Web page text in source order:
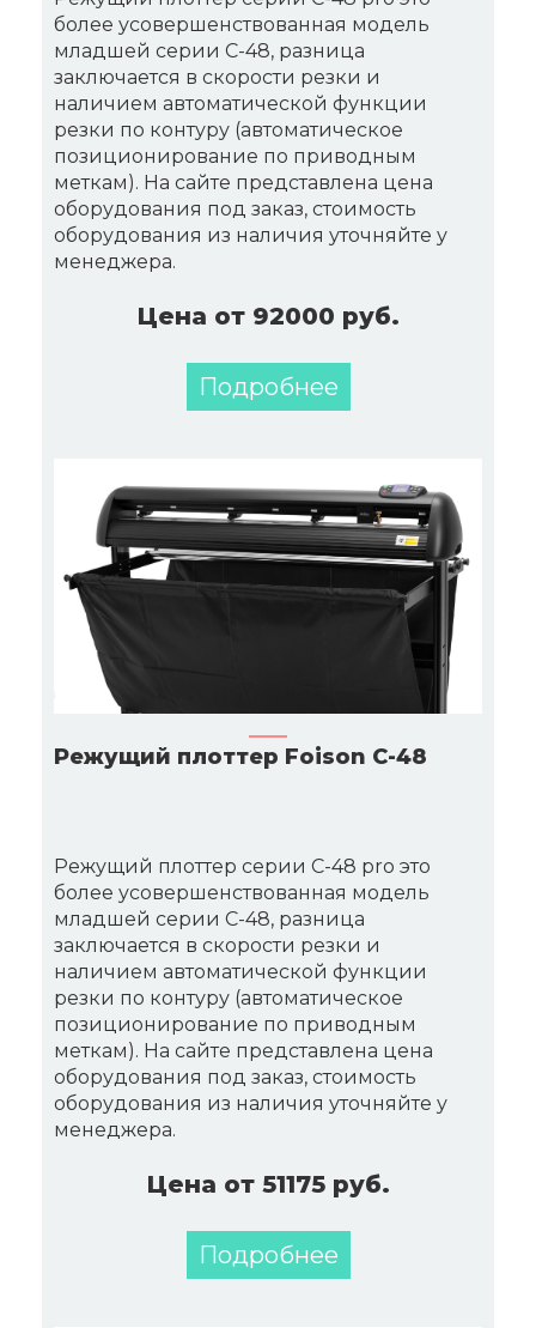
более усовершенствованная модель
младшей серии C-48, разница
заключается в скорости резки и
наличием автоматической функции
резки по контуру (автоматическое
позиционирование по приводным
меткам). На сайте представлена цена
оборудования под заказ, стоимость
оборудования из наличия уточняйте у
менеджера.
Цена от 92000 руб.
Подробнее
Режущий плоттер Foison C-48
Режущий плоттер серии C-48 pro это
более усовершенствованная модель
младшей серии C-48, разница
заключается в скорости резки и
наличием автоматической функции
резки по контуру (автоматическое
позиционирование по приводным
меткам). На сайте представлена цена
оборудования под заказ, стоимость
оборудования из наличия уточняйте у
менеджера.
Цена от 51175 руб.
Подробнее